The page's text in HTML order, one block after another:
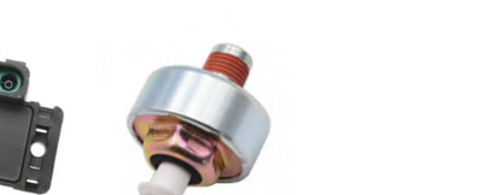
AJOUTER
À LA
LISTE
D’ENVIES